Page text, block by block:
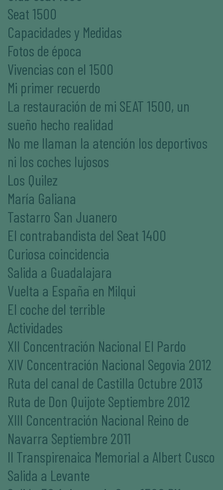
Seat 1500
Capacidades y Medidas
Fotos de época
Vivencias con el 1500
Mi primer recuerdo
La restauración de mi SEAT 1500, un
sueño hecho realidad
No me llaman la atención los deportivos
ni los coches lujosos
Los Quilez
María Galiana
Tastarro San Juanero
El contrabandista del Seat 1400
Curiosa coincidencia
Salida a Guadalajara
Vuelta a España en Milqui
El coche del terrible
Actividades
XII Concentración Nacional El Pardo
XIV Concentración Nacional Segovia 2012
Ruta del canal de Castilla Octubre 2013
Ruta de Don Quijote Septiembre 2012
XIII Concentración Nacional Reino de
Navarra Septiembre 2011
II Transpirenaica Memorial a Albert Cusco
Salida a Levante